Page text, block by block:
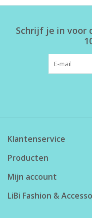
Herensokken
Schrijf je in voor
Klantenservice
Producten
Mijn account
LiBi Fashion &